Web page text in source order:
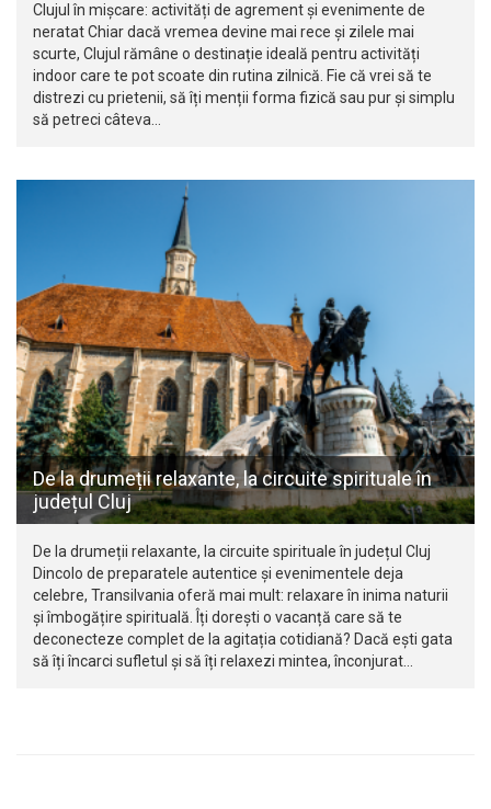
Clujul în mișcare: activități de agrement și evenimente de
neratat Chiar dacă vremea devine mai rece și zilele mai
scurte, Clujul rămâne o destinație ideală pentru activități
indoor care te pot scoate din rutina zilnică. Fie că vrei să te
distrezi cu prietenii, să îți menții forma fizică sau pur și simplu
să petreci câteva…
De la drumeții relaxante, la circuite spirituale în
județul Cluj
De la drumeții relaxante, la circuite spirituale în județul Cluj
Dincolo de preparatele autentice și evenimentele deja
celebre, Transilvania oferă mai mult: relaxare în inima naturii
și îmbogățire spirituală. Îți dorești o vacanță care să te
deconecteze complet de la agitația cotidiană? Dacă ești gata
să îți încarci sufletul și să îți relaxezi mintea, înconjurat…